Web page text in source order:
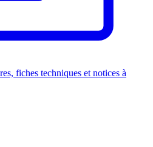
fiches techniques et notices à